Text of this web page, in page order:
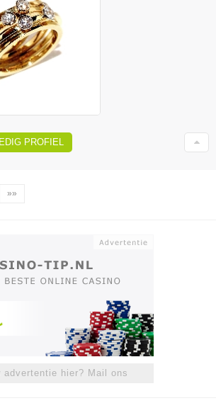
PROFIEL
»»
advertentie hier? Mail ons